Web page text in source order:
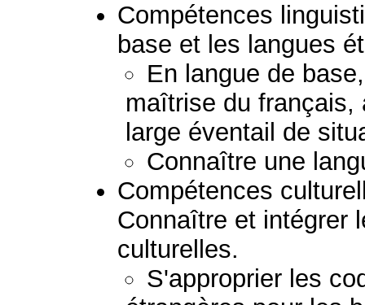
Compétences
base et les langues
En langue de
maîtrise du
large éventail de
Connaître une
Compétences
Connaître et intégrer
culturelles.
S'approprier les